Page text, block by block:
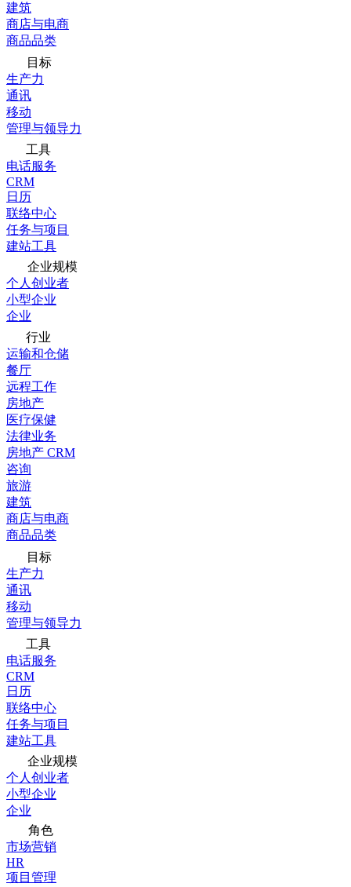
建筑
商店与电商
商品品类
目标
生产力
通讯
移动
管理与领导力
工具
电话服务
CRM
日历
联络中心
任务与项目
建站工具
企业规模
个人创业者
小型企业
企业
行业
运输和仓储
餐厅
远程工作
房地产
医疗保健
法律业务
房地产 CRM
咨询
旅游
建筑
商店与电商
商品品类
目标
生产力
通讯
移动
管理与领导力
工具
电话服务
CRM
日历
联络中心
任务与项目
建站工具
企业规模
个人创业者
小型企业
企业
角色
市场营销
HR
项目管理